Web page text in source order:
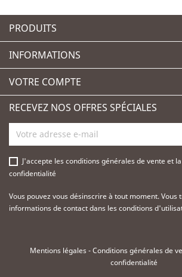
PRODUITS
INFORMATIONS
VOTRE COMPTE
RECEVEZ NOS OFFRES SPÉCIALES
J'accepte lesconditions générales de vente et la
confidentialité
Vous pouvez vous désinscrire à tout moment. Vous
informations de contact dans les conditions
Mentions légales-Conditions générales de
confidentialité